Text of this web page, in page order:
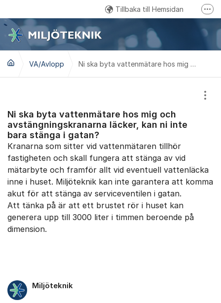
Tillbaka till Hemsidan
Kundtjänst: 0457 - 61 88 15
Email: kundservice@miljoteknik.ronneby.se
Gå till Facebook
VA/Avlopp Ni ska byta vattenmätare hos mig och avstängningskranarna läcker, kan ni inte bara stänga i gatan?
Ni ska byta vattenmätare hos mig och
avstängningskranarna läcker, kan ni inte
bara stänga i gatan?
Kranarna som sitter vid vattenmätaren tillhör
fastigheten och skall fungera att stänga av vid
mätarbyte och framför allt vid eventuell vattenläcka
inne i huset. Miljöteknik kan inte garantera att komma
akut för att stänga av serviceventilen i gatan.
Att tänka på är att ett brustet rör i huset kan
generera upp till 3000 liter i timmen beroende på
dimension.
Miljöteknik